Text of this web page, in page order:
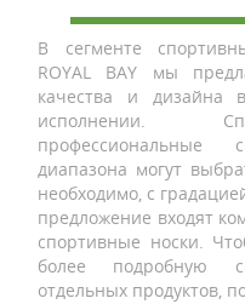
В сегменте
ROYAL BAY мы
качества и дизайна
исполнении.
диапазона могут
необходимо, с
предложение входят
спортивные носки.
более подробную
отдельных продуктов,